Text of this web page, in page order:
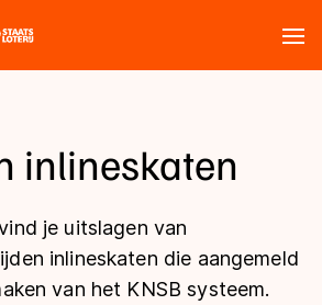
inlineskaten
je uitslagen van
inlineskaten die aangemeld
van het KNSB systeem.